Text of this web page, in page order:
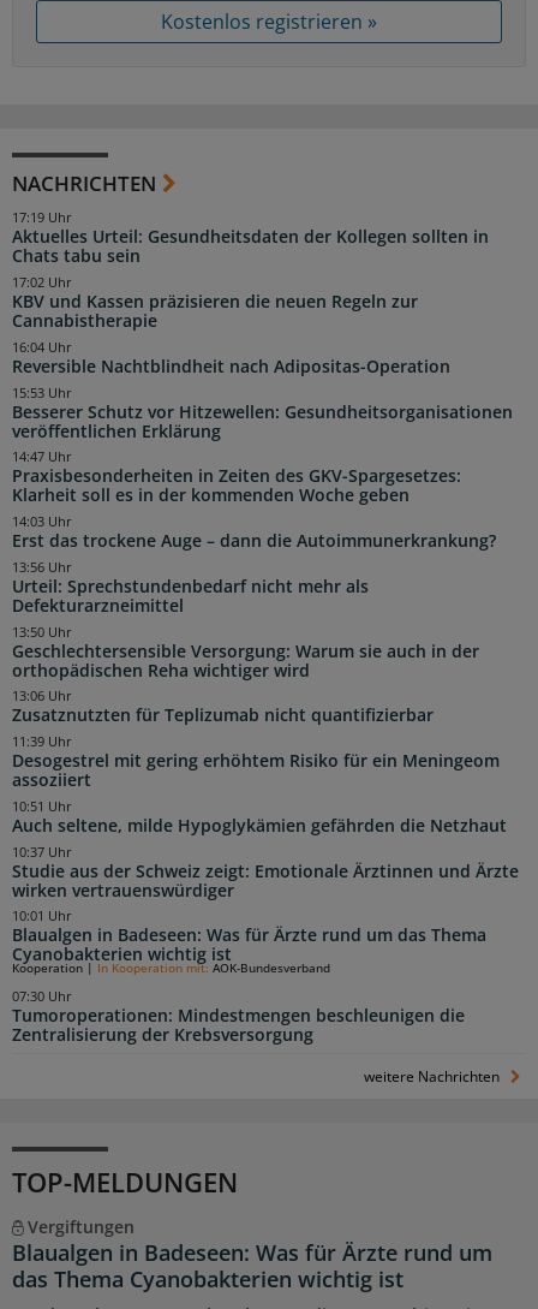
Kostenlos registrieren »
NACHRICHTEN
Aktuelles Urteil: Gesundheitsdaten der Kollegen sollten in
Chats tabu sein
17:19 Uhr
KBV und Kassen präzisieren die neuen Regeln zur
Cannabistherapie
17:02 Uhr
Reversible Nachtblindheit nach Adipositas-Operation
16:04 Uhr
Besserer Schutz vor Hitzewellen: Gesundheitsorganisationen
veröffentlichen Erklärung
15:53 Uhr
Praxisbesonderheiten in Zeiten des GKV-Spargesetzes:
Klarheit soll es in der kommenden Woche geben
14:47 Uhr
Erst das trockene Auge – dann die Autoimmunerkrankung?
14:03 Uhr
Urteil: Sprechstundenbedarf nicht mehr als
Defekturarzneimittel
13:56 Uhr
Geschlechtersensible Versorgung: Warum sie auch in der
orthopädischen Reha wichtiger wird
13:50 Uhr
Zusatznutzten für Teplizumab nicht quantifizierbar
13:06 Uhr
Desogestrel mit gering erhöhtem Risiko für ein Meningeom
assoziiert
11:39 Uhr
Auch seltene, milde Hypoglykämien gefährden die Netzhaut
10:51 Uhr
Studie aus der Schweiz zeigt: Emotionale Ärztinnen und Ärzte
wirken vertrauenswürdiger
10:37 Uhr
Blaualgen in Badeseen: Was für Ärzte rund um das Thema
Cyanobakterien wichtig ist
10:01 Uhr
Tumoroperationen: Mindestmengen beschleunigen die
Zentralisierung der Krebsversorgung
Kooperation In Kooperation mit: AOK-Bundesverband
07:30 Uhr
weitere Nachrichten
TOP-MELDUNGEN
Vergiftungen
Blaualgen in Badeseen: Was für Ärzte rund um
das Thema Cyanobakterien wichtig ist